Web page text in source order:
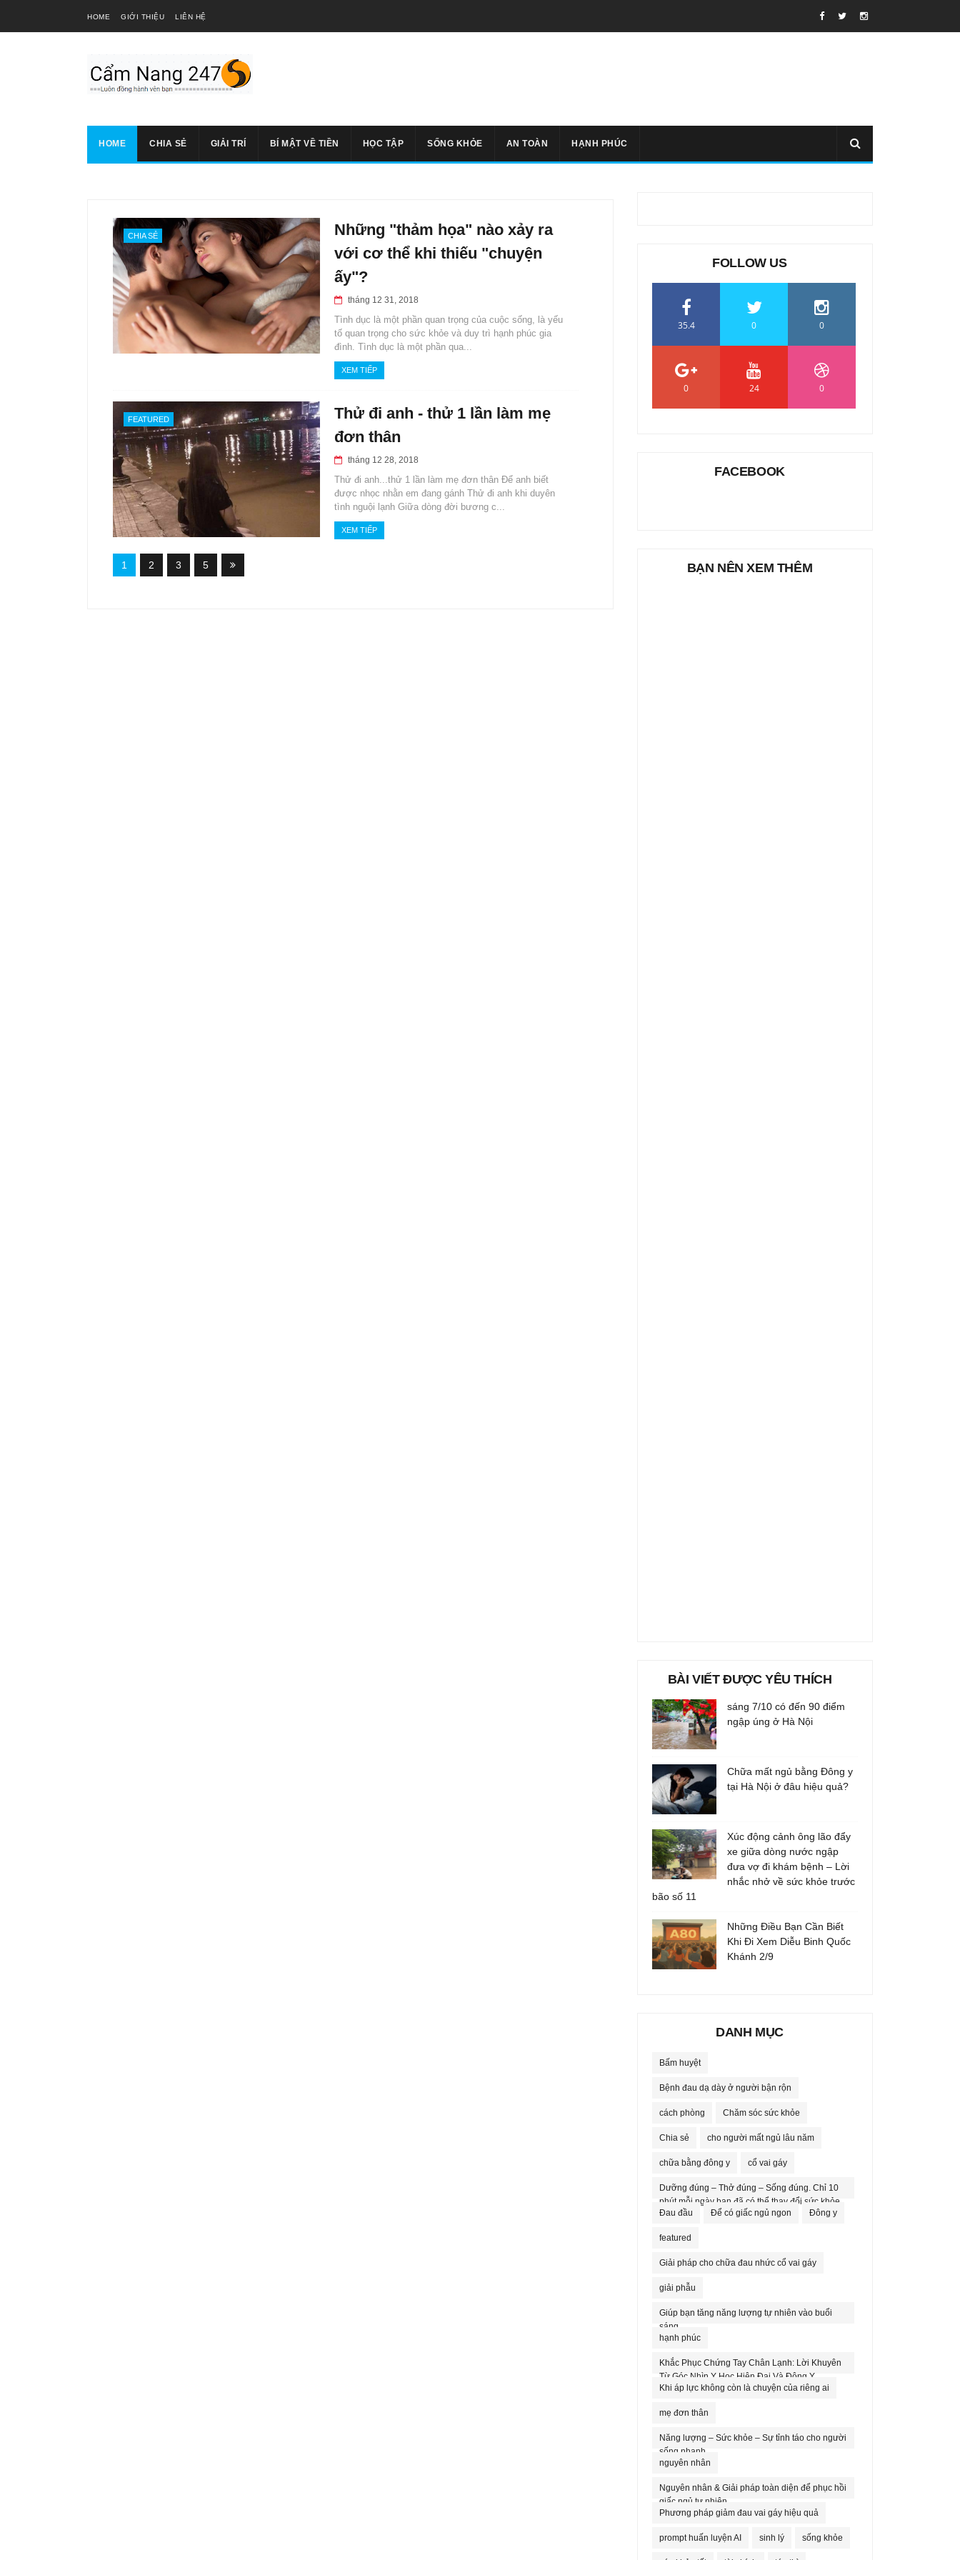
HOME GIỚI THIỆU LIÊN HỆ
HOME CHIA SẺ GIẢI TRÍ BÍ MẬT VỀ TIỀN HỌC TẬP SỐNG KHỎE AN TOÀN HẠNH PHÚC
CHIA SẺ
Những "thảm họa" nào xảy ra
với cơ thể khi thiếu "chuyện
ấy"?
tháng 12 31, 2018
Tình dục là một phần quan trọng của cuộc sống, là yếu
tố quan trọng cho sức khỏe và duy trì hạnh phúc gia
đình. Tình dục là một phần qua...
XEM TIẾP
FEATURED
Thử đi anh - thử 1 lần làm mẹ
đơn thân
tháng 12 28, 2018
Thử đi anh...thử 1 lần làm mẹ đơn thân Để anh biết
được nhọc nhằn em đang gánh Thử đi anh khi duyên
tình nguội lạnh Giữa dòng đời bương c...
XEM TIẾP
1 2 3 5
FOLLOW US
35.4 0 0
0 24 0
FACEBOOK
BẠN NÊN XEM THÊM
BÀI VIẾT ĐƯỢC YÊU THÍCH
sáng 7/10 có đến 90 điểm
ngập úng ở Hà Nội
Chữa mất ngủ bằng Đông y
tại Hà Nội ở đâu hiệu quả?
Xúc động cảnh ông lão đẩy
xe giữa dòng nước ngập
đưa vợ đi khám bệnh – Lời
nhắc nhở về sức khỏe trước
bão số 11
Những Điều Bạn Cần Biết
Khi Đi Xem Diễu Binh Quốc
Khánh 2/9
DANH MỤC
Bấm huyệt
Bệnh đau dạ dày ở người bận rộn
cách phòng Chăm sóc sức khỏe
Chia sẻ cho người mất ngủ lâu năm
chữa bằng đông y cổ vai gáy
Dưỡng đúng – Thở đúng – Sống đúng. Chỉ 10
phút mỗi ngày bạn đã có thể thay đổi sức khỏe.
Đau đầu
Để có giấc ngủ ngon Đông y
featured
Giải pháp cho chữa đau nhức cổ vai gáy
giải phẫu
Giúp bạn tăng năng lượng tự nhiên vào buổi
sáng
hạnh phúc
Khắc Phục Chứng Tay Chân Lạnh: Lời Khuyên
Từ Góc Nhìn Y Học Hiện Đại Và Đông Y
Khi áp lực không còn là chuyện của riêng ai
mẹ đơn thân
Năng lượng – Sức khỏe – Sự tỉnh táo cho người
sống nhanh
nguyên nhân
Nguyên nhân & Giải pháp toàn diện để phục hồi
giấc ngủ tự nhiên
Phương pháp giảm đau vai gáy hiệu quả
prompt huấn luyện AI sinh lý sống khỏe